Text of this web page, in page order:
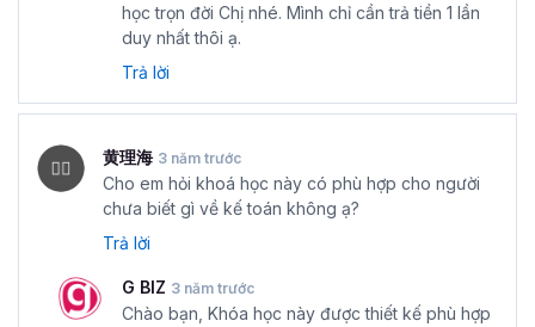
học trọn đời Chị nhé. Mình chỉ cần trả tiền 1 lần
duy nhất thôi ạ.
Trả lời
黄理海 3 năm trước
Cho em hỏi khoá học này có phù hợp cho người
chưa biết gì về kế toán không ạ?
Trả lời
G BIZ 3 năm trước
Chào bạn, Khóa học này được thiết kế phù hợp